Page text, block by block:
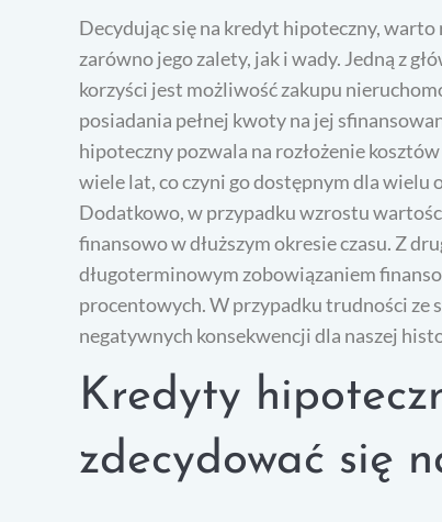
Decydując się na kredyt hipoteczny, warto
zarówno jego zalety, jak i wady. Jedną z
korzyści jest możliwość zakupu
posiadania pełnej kwoty na jej
hipoteczny pozwala na rozłożenie
wiele lat, co czyni go dostępnym dla wielu
Dodatkowo, w przypadku wzrostu
finansowo w dłuższym okresie czasu. Z
długoterminowym zobowiązaniem
procentowych. W przypadku trudności ze
negatywnych konsekwencji dla naszej
Kredyty
zdecydować się